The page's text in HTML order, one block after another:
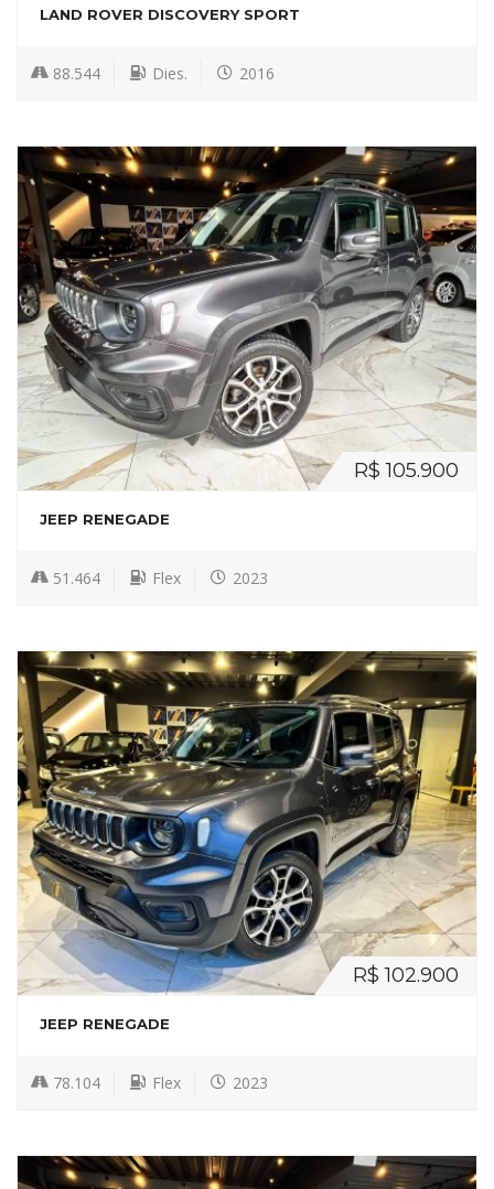
LAND ROVER DISCOVERY SPORT
88.544 Dies. 2016
R$ 105.900
JEEP RENEGADE
51.464 Flex 2023
R$ 102.900
JEEP RENEGADE
78.104 Flex 2023